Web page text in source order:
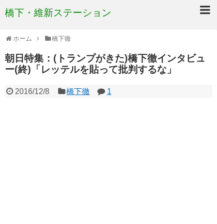
橋下・維新ステーション
ホーム 橋下徹
朝日特集：(トランプがきた)橋下徹インタビュ
ー(終)「レッテルを貼って批判するな」
2016/12/8 橋下徹 1